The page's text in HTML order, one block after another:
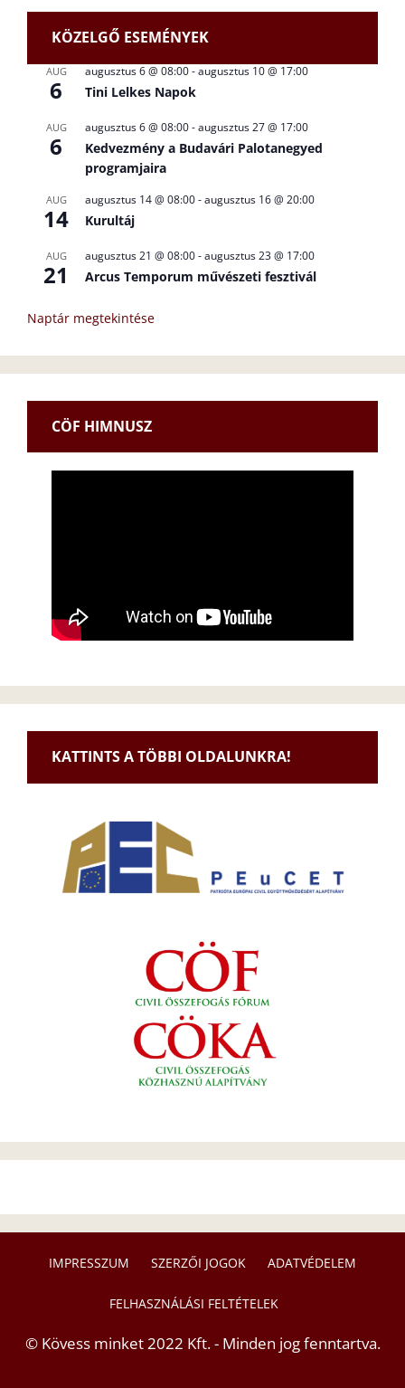
KÖZELGŐ ESEMÉNYEK
AUG
6
augusztus 6 @ 08:00-augusztus 10 @ 17:00
Tini Lelkes Napok
AUG
6
augusztus 6 @ 08:00-augusztus 27 @ 17:00
Kedvezmény a Budavári Palotanegyed
programjaira
AUG
14
augusztus 14 @ 08:00-augusztus 16 @ 20:00
Kurultáj
AUG
21
augusztus 21 @ 08:00-augusztus 23 @ 17:00
Arcus Temporum művészeti fesztivál
Naptár megtekintése
CÖF HIMNUSZ
KATTINTS A TÖBBI OLDALUNKRA!
IMPRESSZUM SZERZŐI JOGOK ADATVÉDELEM
FELHASZNÁLÁSI FELTÉTELEK
© Kövess minket 2022 Kft. - Minden jog fenntartva.